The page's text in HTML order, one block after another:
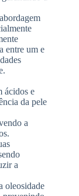
entre um e
ácidos e
da pele
a
a
oleosidade